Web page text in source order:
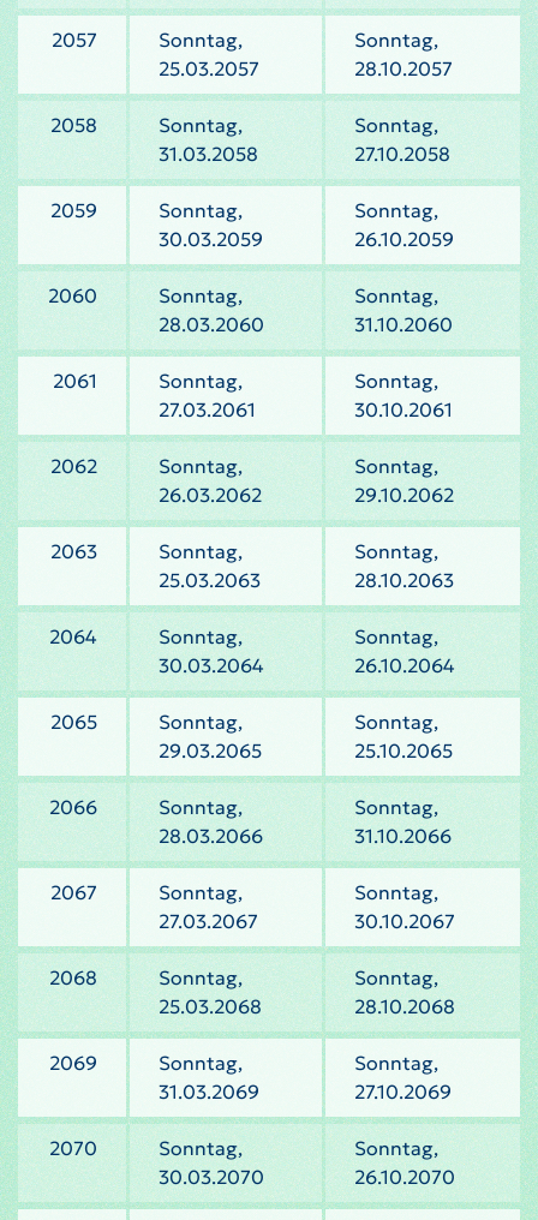
2057
Sonntag,
25.03.2057
Sonntag,
28.10.2057
2058
Sonntag,
31.03.2058
Sonntag,
27.10.2058
2059
Sonntag,
30.03.2059
Sonntag,
26.10.2059
2060
Sonntag,
28.03.2060
Sonntag,
31.10.2060
2061
Sonntag,
27.03.2061
Sonntag,
30.10.2061
2062
Sonntag,
26.03.2062
Sonntag,
29.10.2062
2063
Sonntag,
25.03.2063
Sonntag,
28.10.2063
2064
Sonntag,
30.03.2064
Sonntag,
26.10.2064
2065
Sonntag,
29.03.2065
Sonntag,
25.10.2065
2066
Sonntag,
28.03.2066
Sonntag,
31.10.2066
2067
Sonntag,
27.03.2067
Sonntag,
30.10.2067
2068
Sonntag,
25.03.2068
Sonntag,
28.10.2068
2069
Sonntag,
31.03.2069
Sonntag,
27.10.2069
2070
Sonntag,
30.03.2070
Sonntag,
26.10.2070